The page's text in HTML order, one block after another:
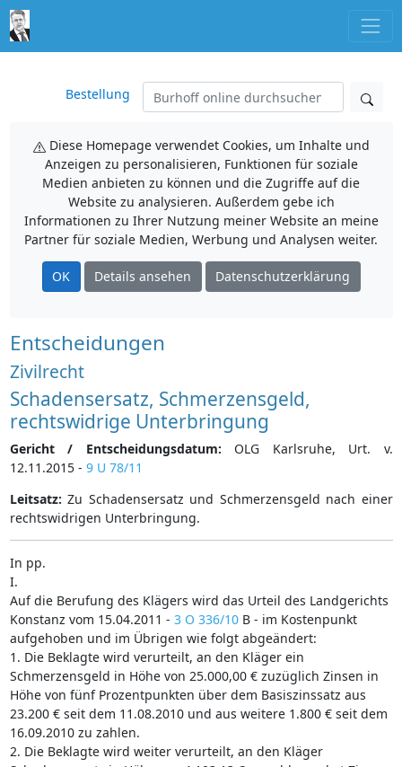
Bestellung
Diese Homepage verwendet Cookies, um Inhalte und
Anzeigen zu personalisieren, Funktionen für soziale
Medien anbieten zu können und die Zugriffe auf die
Website zu analysieren. Außerdem gebe ich
Informationen zu Ihrer Nutzung meiner Website an meine
Partner für soziale Medien, Werbung und Analysen weiter.
OK Details ansehen Datenschutzerklärung
Entscheidungen
Zivilrecht
Schadensersatz, Schmerzensgeld,
rechtswidrige Unterbringung
Gericht / Entscheidungsdatum: OLG Karlsruhe, Urt. v.
12.11.2015 - 9 U 78/11
Leitsatz: Zu Schadensersatz und Schmerzensgeld nach einer
rechtswidrigen Unterbringung.
In pp.
I.
Auf die Berufung des Klägers wird das Urteil des Landgerichts
Konstanz vom 15.04.2011 - 3 O 336/10B - im Kostenpunkt
aufgehoben und im Übrigen wie folgt abgeändert:
1. Die Beklagte wird verurteilt, an den Kläger ein
Schmerzensgeld in Höhe von 25.000,00 € zuzüglich Zinsen in
Höhe von fünf Prozentpunkten über dem Basiszinssatz aus
23.200 € seit dem 11.08.2010 und aus weitere 1.800 € seit dem
16.09.2010 zu zahlen.
2. Die Beklagte wird weiter verurteilt, an den Kläger